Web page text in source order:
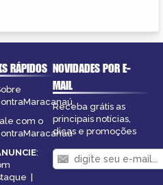
RÁPIDOS
com o
:
|
NOVIDADES POR E-
MAIL
Receba grátis as
principais notícias,
dicas e promoções